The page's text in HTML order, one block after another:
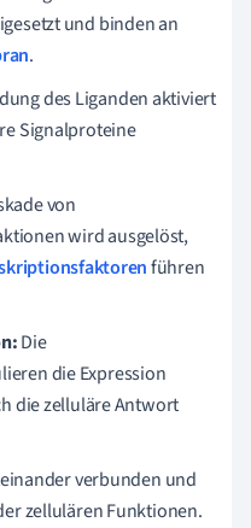
und binden an
.
des Liganden aktiviert
Signalproteine
von
wird ausgelöst,
führen
Die
die Expression
die zelluläre Antwort
verbunden und
zellulären Funktionen.